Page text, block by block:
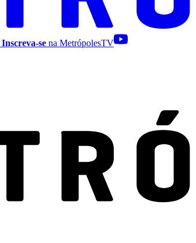
Inscreva-se na MetrópolesTV